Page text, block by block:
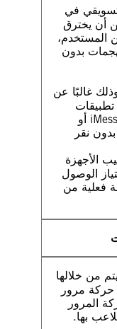
في
أن يخترق
المستخدم،
بدون
غالبًا عن
المراسلة الشائعة مثل iMessage أو
الأجهزة
الوصول
فعلية من
من خلالها
حركة مرور
المرور
بها.